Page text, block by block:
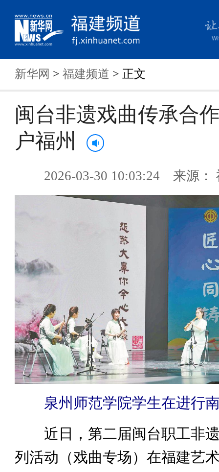
新华网 > 福建频道 > 正文
闽台非遗戏曲传承合
户福州
2026-03-30 10:03:24 来源：
泉州师范学院学生在进行南
近日，第二届闽台职工非遗
列活动（戏曲专场）在福建艺